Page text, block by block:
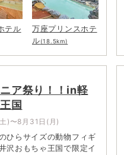
テル
万座プリンスホテ
ル(18.5km)
ア祭り！！in軽
国
)〜8月31日(月)
ひらサイズの動物フィギ
沢おもちゃ王国で限定イ